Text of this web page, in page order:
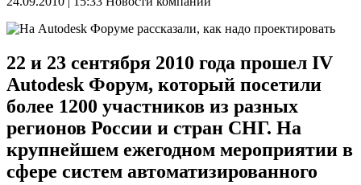
22 и 23 сентября 2010 года прошел IV
Autodesk Форум, который посетили
более 1200 участников из разных
регионов России и стран СНГ. На
крупнейшем ежегодном мероприятии в
сфере систем автоматизированного